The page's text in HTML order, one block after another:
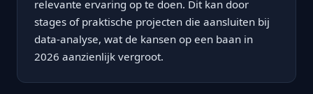
relevante ervaring op te doen. Dit kan door
stages of praktische projecten die aansluiten bij
data-analyse, wat de kansen op een baan in
2026 aanzienlijk vergroot.